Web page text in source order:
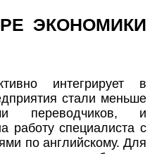
ЭКОНОМИКИ
интегрирует в
стали меньше
переводчиков, и
работу специалиста с
по английскому. Для